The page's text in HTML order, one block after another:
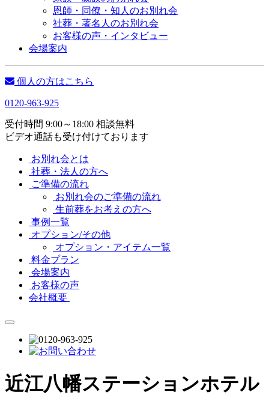
恩師・同僚・知人のお別れ会
社葬・著名人のお別れ会
お客様の声・インタビュー
会場案内
個人の方はこちら
0120-963-925
受付時間 9:00～18:00 相談無料
ビデオ通話も受け付けております
お別れ会とは
社葬・法人の方へ
ご準備の流れ
お別れ会のご準備の流れ
生前葬をお考えの方へ
事例一覧
オプション/その他
オプション・アイテム一覧
料金プラン
会場案内
お客様の声
会社概要
近江八幡ステーションホテル